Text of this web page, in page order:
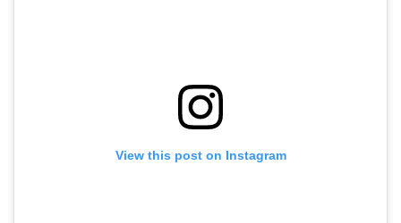
View this post on Instagram